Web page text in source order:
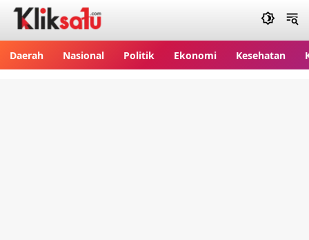
Daerah Nasional Politik Ekonomi Kesehatan